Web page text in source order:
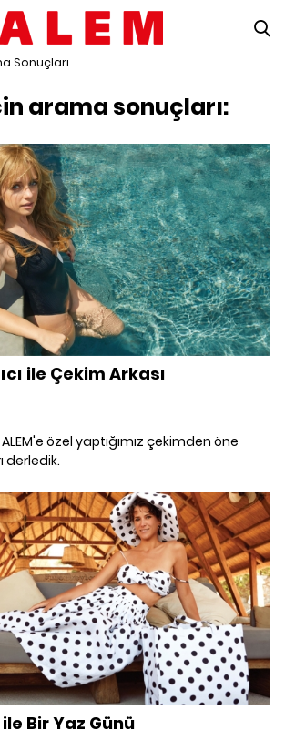
Sonuçları
arama sonuçları:
ile Çekim Arkası
ALEM'e özel yaptığımız çekimden öne
derledik.
Bir Yaz Günü